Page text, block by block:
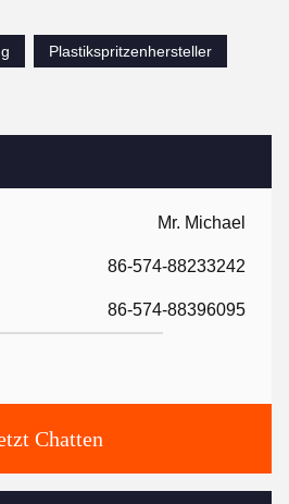
Mr. Michael
86-574-88233242
86-574-88396095
Chatten
Plastikspritzenhersteller